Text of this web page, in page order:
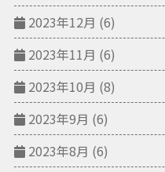
2023年12月 (6)
2023年11月 (6)
2023年10月 (8)
2023年9月 (6)
2023年8月 (6)